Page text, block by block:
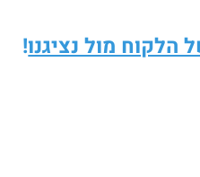
מול נציגנו!